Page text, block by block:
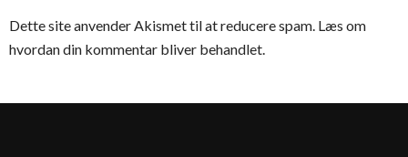
Dette site anvender Akismet til at reducere spam. Læs om
hvordan din kommentar bliver behandlet.